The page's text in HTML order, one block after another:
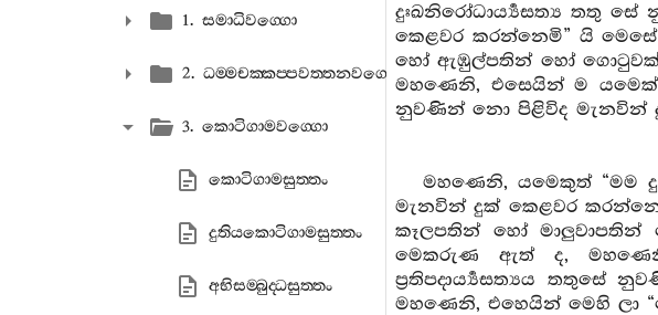
1. සමාධිවග‍්ගො
2. ධම‍්මචක‍්කප‍්පවත‍්තනවග‍්ගො
3. කොටිගාමවග‍්ගො
කොටිගාමසුත‍්තං
දුතියකොටිගාමසුත‍්තං
අභිසම‍්බුද‍්ධසුත‍්තං
දුඃඛනිරෝධාර්‍ය්‍යසත්‍ය තතු
කෙළවර කරන්නෙමි” යි
හෝ ඇඹුල්පතින් හෝ
මහණෙනි, එසෙයින් ම යමෙක්
නුවණින් නො පිළිවිද මැනවින්
මහණෙනි, යමෙකුත් “මම
මැනවින් දුක් කෙළවර
කෑලපතින් හෝ
මෙකරුණ ඇත් ද, මහණෙනි,
ප්‍රතිපදාර්‍ය්‍යසත්‍යය
මහණෙනි, එහෙයින් මෙහි ලා